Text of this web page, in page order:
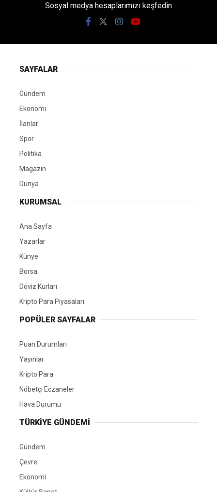
Sosyal medya hesaplarımızı keşfedin
SAYFALAR
Gündem
Ekonomi
İlanlar
Spor
Politika
Magazin
Dünya
KURUMSAL
Ana Sayfa
Yazarlar
Künye
Borsa
Döviz Kurları
Kripto Para Piyasaları
POPÜLER SAYFALAR
Puan Durumları
Yayınlar
Kripto Para
Nöbetçi Eczaneler
Hava Durumu
TÜRKIYE GÜNDEMI
Gündem
Çevre
Ekonomi